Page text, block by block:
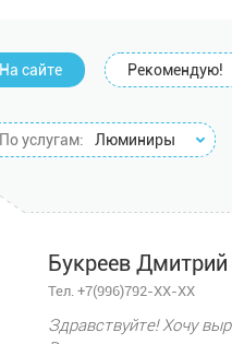
На сайте Рекомендую!
По услугам: Люминиры
Букреев
Тел. +7(996)792-XX-XX
Здравствуйте! Хочу